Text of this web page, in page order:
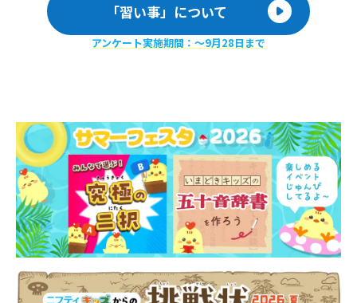
「習い事」について
アンケート実施期間：〜9月28日まで